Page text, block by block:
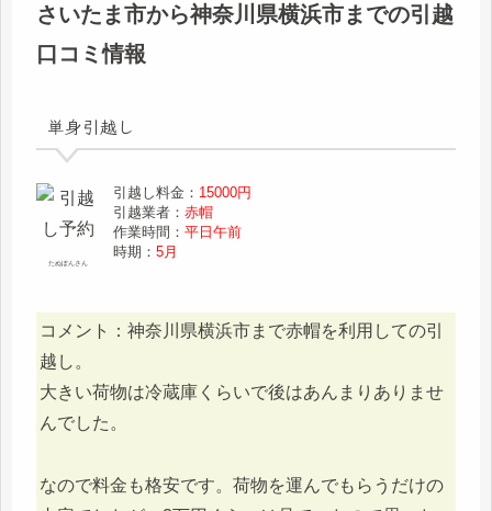
さいたま市から神奈川県横浜市までの引越
口コミ情報
単身引越し
たぬぽんさん
引越し料金： 15000円
引越業者：赤帽
作業時間：平日午前
時期：5月
コメント：神奈川県横浜市まで赤帽を利用しての引
越し。
大きい荷物は冷蔵庫くらいで後はあんまりありませ
んでした。
なので料金も格安です。荷物を運んでもらうだけの